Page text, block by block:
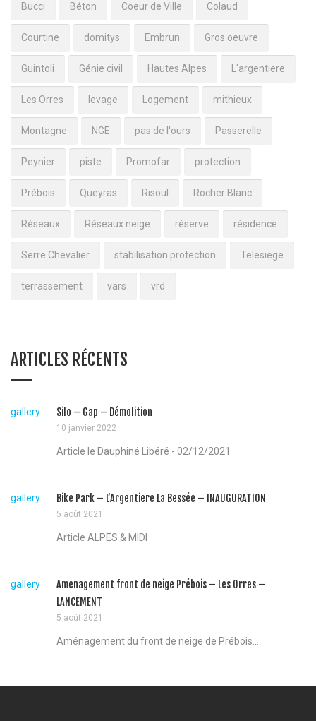
Bucci Béton Coeur de Ville Colaud
Courtine domitys Embrun Gros oeuvre
Guintoli Génie civil Hautes Alpes L'argentiere
Les Orres levage Logement mithieux
Montagne NGE pas de l'ours Passerelle
Peynier piste Promofar protection
Prébois Queyras Risoul Rocher Blanc
Réseaux Réseaux neige réserve résidence
Serre Chevalier stabilisation protection Telesiege
terrassement vars vrd
ARTICLES RÉCENTS
gallery Silo – Gap – Démolition
10 janvier 2022
Article le Dauphiné Libéré - 02/12/2021
gallery Bike Park – L’Argentiere La Bessée – INAUGURATION
5 août 2021
Article ALPES & MIDI
gallery
Amenagement front de neige Prébois – Les Orres –
LANCEMENT
5 août 2021
Aménagement du front de neige de Prébois...